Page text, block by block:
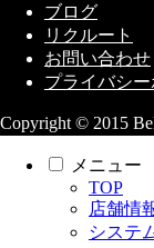
ブログ
リクルート
お問い合わせ
プライバシ
Copyright © 2015
メニュー
TOP
店舗情
システ